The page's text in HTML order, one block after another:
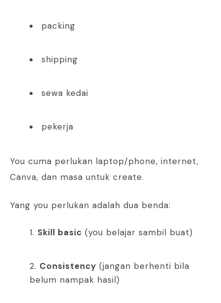
packing
shipping
sewa kedai
pekerja
You cuma perlukan laptop/phone, internet,
Canva, dan masa untuk create.
Yang you perlukan adalah dua benda:
Skill basic (you belajar sambil buat)
Consistency (jangan berhenti bila
belum nampak hasil)